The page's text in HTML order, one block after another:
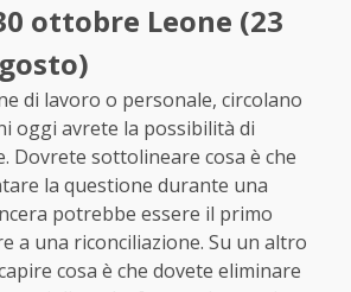
ottobre Leone (23
di lavoro o personale, circolano
oggi avrete la possibilità di
Dovrete sottolineare cosa è che
la questione durante una
potrebbe essere il primo
a una riconciliazione. Su un altro
cosa è che dovete eliminare